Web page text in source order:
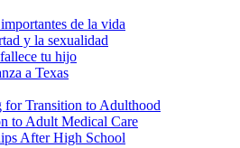
de la vida
y la sexualidad
tu hijo
a Texas
for Transition to Adulthood
to Adult Medical Care
After High School